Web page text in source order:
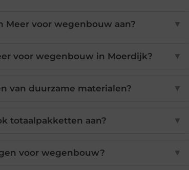
Meer voor wegenbouw aan? ▼
voor wegenbouw in Moerdijk? ▼
van duurzame materialen? ▼
totaalpakketten aan? ▼
voor wegenbouw? ▼